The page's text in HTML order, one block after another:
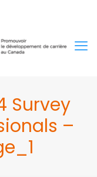
Survey
–